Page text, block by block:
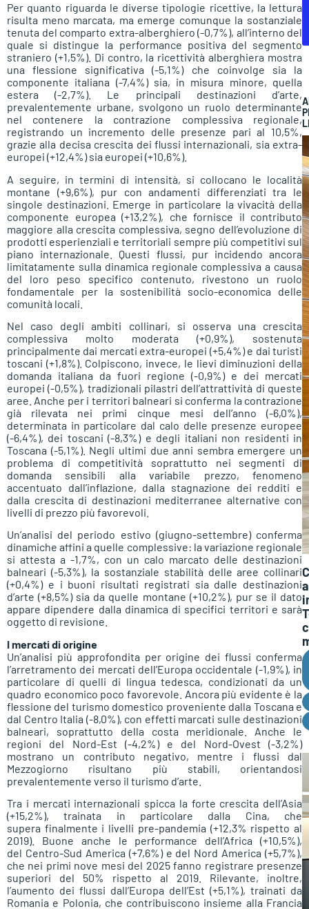
Per quanto riguarda le diverse tipologie ricettive, la lettura
risulta meno marcata, ma emerge comunque la sostanziale
tenuta del comparto extra-alberghiero (-0,7%), all’interno del
quale si distingue la performance positiva del segmento
straniero (+1,5%). Di contro, la ricettività alberghiera mostra
una flessione significativa (-5,1%) che coinvolge sia la
componente italiana (-7,4%) sia, in misura minore, quella
estera (-2,7%). Le principali destinazioni d’arte,
prevalentemente urbane, svolgono un ruolo determinante
nel contenere la contrazione complessiva regionale,
registrando un incremento delle presenze pari al 10,5%,
grazie alla decisa crescita dei flussi internazionali, sia extra-
europei (+12,4%) sia europei (+10,6%).
A seguire, in termini di intensità, si collocano le località
montane (+9,6%), pur con andamenti differenziati tra le
singole destinazioni. Emerge in particolare la vivacità della
componente europea (+13,2%), che fornisce il contributo
maggiore alla crescita complessiva, segno dell’evoluzione di
prodotti esperienziali e territoriali sempre più competitivi sul
piano internazionale. Questi flussi, pur incidendo ancora
limitatamente sulla dinamica regionale complessiva a causa
del loro peso specifico contenuto, rivestono un ruolo
fondamentale per la sostenibilità socio-economica delle
comunità locali.
Nel caso degli ambiti collinari, si osserva una crescita
complessiva molto moderata (+0,9%), sostenuta
principalmente dai mercati extra-europei (+5,4%) e dai turisti
toscani (+1,8%). Colpiscono, invece, le lievi diminuzioni della
domanda italiana da fuori regione (-0,9%) e dei mercati
europei (-0,5%), tradizionali pilastri dell’attrattività di queste
aree. Anche per i territori balneari si conferma la contrazione
già rilevata nei primi cinque mesi dell’anno (-6,0%),
determinata in particolare dal calo delle presenze europee
(-6,4%), dei toscani (-8,3%) e degli italiani non residenti in
Toscana (-5,1%). Negli ultimi due anni sembra emergere un
problema di competitività soprattutto nei segmenti di
domanda sensibili alla variabile prezzo, fenomeno
accentuato dall’inflazione, dalla stagnazione dei redditi e
dalla crescita di destinazioni mediterranee alternative con
livelli di prezzo più favorevoli.
Un’analisi del periodo estivo (giugno-settembre) conferma
dinamiche affini a quelle complessive: la variazione regionale
si attesta a -1,7%, con un calo marcato delle destinazioni
balneari (-5,3%), la sostanziale stabilità delle aree collinari
(+0,4%) e i buoni risultati registrati sia dalle destinazioni
d’arte (+8,5%) sia da quelle montane (+10,2%), pur se il dato
appare dipendere dalla dinamica di specifici territori e sarà
oggetto di revisione.
I mercati di origine
Un’analisi più approfondita per origine dei flussi conferma
l’arretramento dei mercati dell’Europa occidentale (-1,9%), in
particolare di quelli di lingua tedesca, condizionati da un
quadro economico poco favorevole. Ancora più evidente è la
flessione del turismo domestico proveniente dalla Toscana e
dal Centro Italia (-8,0%), con effetti marcati sulle destinazioni
balneari, soprattutto della costa meridionale. Anche le
regioni del Nord-Est (-4,2%) e del Nord-Ovest (-3,2%)
mostrano un contributo negativo, mentre i flussi dal
Mezzogiorno risultano più stabili, orientandosi
prevalentemente verso il turismo d’arte.
Tra i mercati internazionali spicca la forte crescita dell’Asia
(+15,2%), trainata in particolare dalla Cina, che
supera finalmente i livelli pre-pandemia (+12,3% rispetto al
2019). Buone anche le performance dell’Africa (+10,5%),
del Centro-Sud America (+7,6%) e del Nord America (+5,7%),
che nei primi nove mesi del 2025 fanno registrare presenze
superiori del 50% rispetto al 2019. Rilevante, inoltre,
l’aumento dei flussi dall’Europa dell’Est (+5,1%), trainati da
Romania e Polonia, che contribuiscono insieme alla Francia